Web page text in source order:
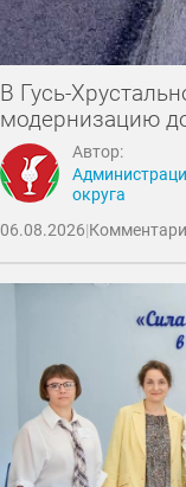
В Гусь-
модернизацию
Автор:
округа
06.08.2026|